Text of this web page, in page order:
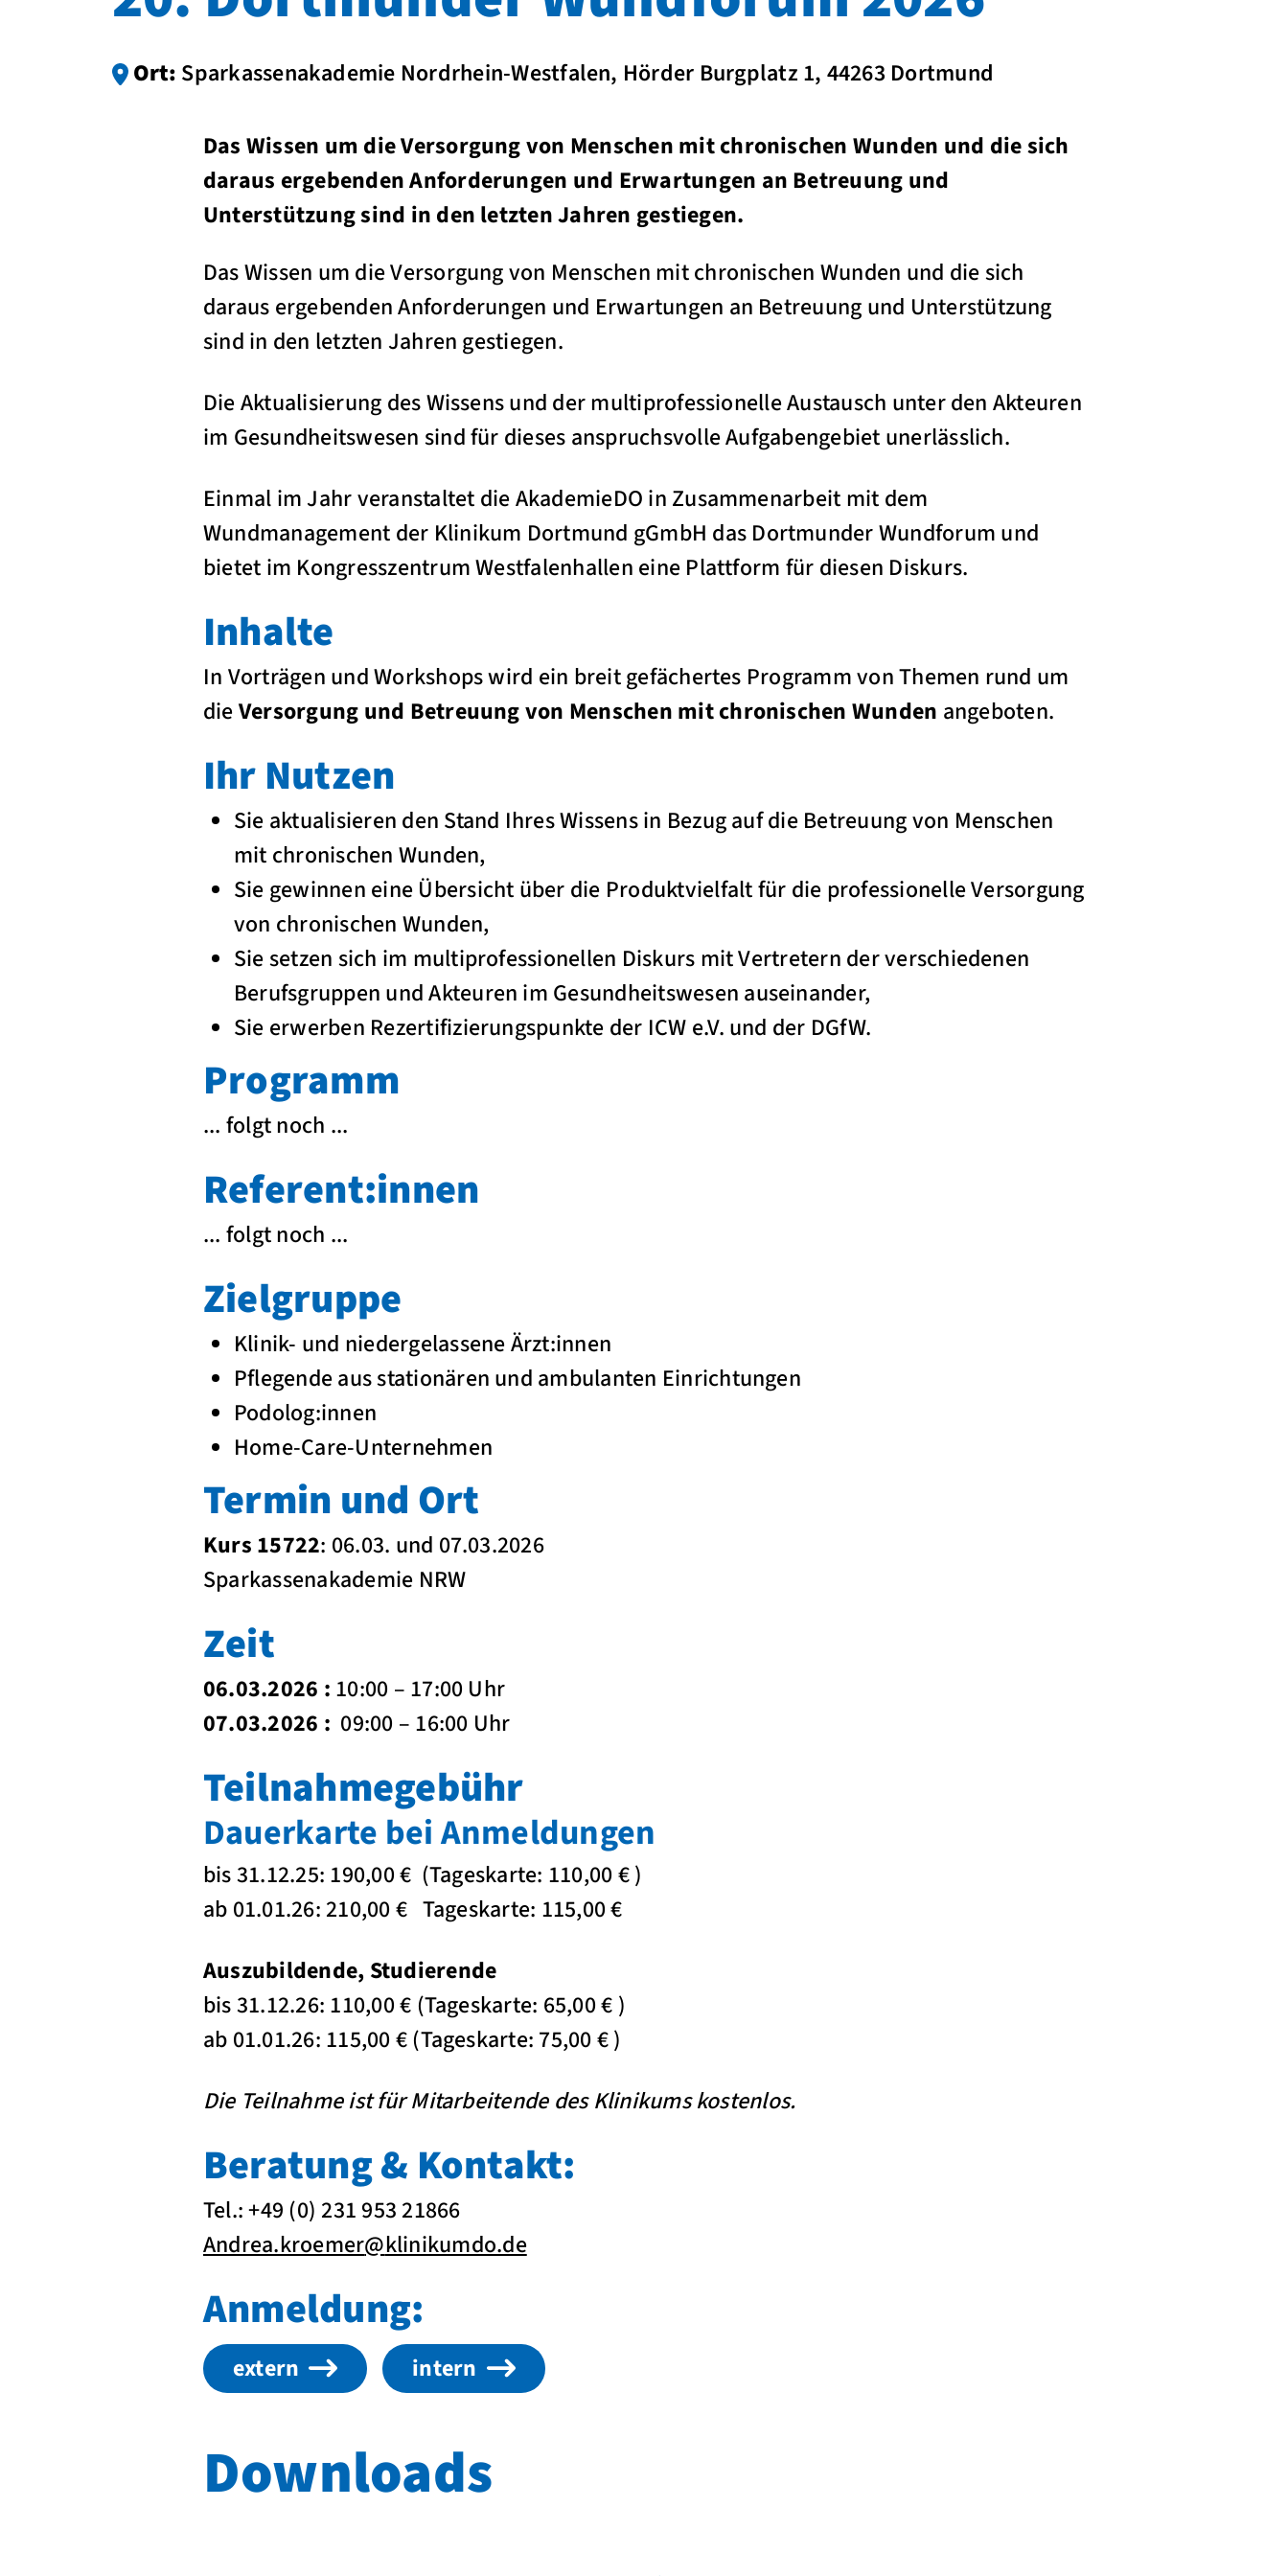
Ort: Sparkassenakademie Nordrhein-Westfalen, Hörder Burgplatz 1, 44263 Dortmund
Das Wissen um die Versorgung von Menschen mit chronischen Wunden und die sich
daraus ergebenden Anforderungen und Erwartungen an Betreuung und
Unterstützung sind in den letzten Jahren gestiegen.
Das Wissen um die Versorgung von Menschen mit chronischen Wunden und die sich
daraus ergebenden Anforderungen und Erwartungen an Betreuung und Unterstützung
sind in den letzten Jahren gestiegen.
Die Aktualisierung des Wissens und der multiprofessionelle Austausch unter den Akteuren
im Gesundheitswesen sind für dieses anspruchsvolle Aufgabengebiet unerlässlich.
Einmal im Jahr veranstaltet die AkademieDO in Zusammenarbeit mit dem
Wundmanagement der Klinikum Dortmund gGmbH das Dortmunder Wundforum und
bietet im Kongresszentrum Westfalenhallen eine Plattform für diesen Diskurs.
Inhalte
In Vorträgen und Workshops wird ein breit gefächertes Programm von Themen rund um
dieVersorgung und Betreuung von Menschen mit chronischen Wunden angeboten.
Ihr Nutzen
Sie aktualisieren den Stand Ihres Wissens in Bezug auf die Betreuung von Menschen
mit chronischen Wunden,
Sie gewinnen eine Übersicht über die Produktvielfalt für die professionelle Versorgung
von chronischen Wunden,
Sie setzen sich im multiprofessionellen Diskurs mit Vertretern der verschiedenen
Berufsgruppen und Akteuren im Gesundheitswesen auseinander,
Sie erwerben Rezertifizierungspunkte der ICW e.V. und der DGfW.
Programm
... folgt noch ...
Referent:innen
... folgt noch ...
Zielgruppe
Klinik- und niedergelassene Ärzt:innen
Pflegende aus stationären und ambulanten Einrichtungen
Podolog:innen
Home-Care-Unternehmen
Termin und Ort
Kurs 15722: 06.03. und 07.03.2026
Sparkassenakademie NRW
Zeit
06.03.2026 : 10:00 – 17:00 Uhr
07.03.2026 : 09:00 – 16:00 Uhr
Teilnahmegebühr
Dauerkarte bei Anmeldungen
bis 31.12.25: 190,00 € (Tageskarte: 110,00 € )
ab 01.01.26: 210,00 € Tageskarte: 115,00 €
Auszubildende, Studierende
bis 31.12.26: 110,00 € (Tageskarte: 65,00 € )
ab 01.01.26: 115,00 € (Tageskarte: 75,00 € )
Die Teilnahme ist für Mitarbeitende des Klinikums kostenlos.
Beratung & Kontakt:
Tel.: +49 (0) 231 953 21866
Andrea.kroemer@klinikumdo.de
Anmeldung:
extern intern
Downloads